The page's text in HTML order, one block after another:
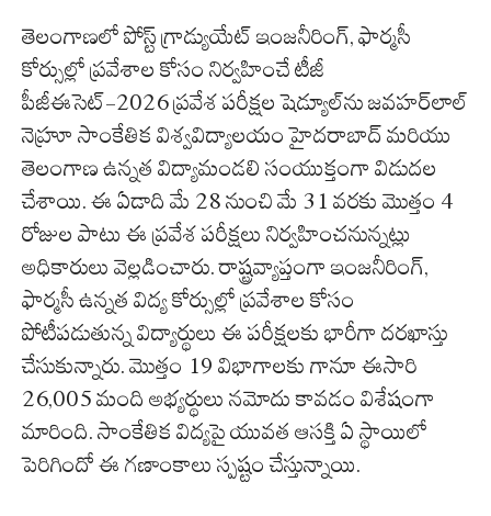
తెలంగాణలో పోస్ట్ గ్రాడ్యుయేట్ ఇంజనీరింగ్, ఫార్మసీ
కోర్సుల్లో ప్రవేశాల కోసం నిర్వహించే టీజీ
పీజీఈసెట్-2026 ప్రవేశ పరీక్షల షెడ్యూల్‌ను జవహర్‌లాల్
నెహ్రూ సాంకేతిక విశ్వవిద్యాలయం హైదరాబాద్ మరియు
తెలంగాణ ఉన్నత విద్యామండలి సంయుక్తంగా విడుదల
చేశాయి. ఈ ఏడాది మే 28 నుంచి మే 31 వరకు మొత్తం 4
రోజుల పాటు ఈ ప్రవేశ పరీక్షలు నిర్వహించనున్నట్లు
అధికారులు వెల్లడించారు. రాష్ట్రవ్యాప్తంగా ఇంజనీరింగ్,
ఫార్మసీ ఉన్నత విద్య కోర్సుల్లో ప్రవేశాల కోసం
పోటీపడుతున్న విద్యార్థులు ఈ పరీక్షలకు భారీగా దరఖాస్తు
చేసుకున్నారు. మొత్తం 19 విభాగాలకు గానూ ఈసారి
26,005 మంది అభ్యర్థులు నమోదు కావడం విశేషంగా
మారింది. సాంకేతిక విద్యపై యువత ఆసక్తి ఏ స్థాయిలో
పెరిగిందో ఈ గణాంకాలు స్పష్టం చేస్తున్నాయి.